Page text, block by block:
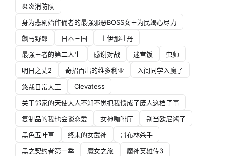
炎炎消防队
身为悲剧始作俑者的最强邪恶BOSS女王为民竭心尽力
飙马野郎
日本三国
上伊那牡丹
最强王者的第二人生
感谢对战 迷宫饭
虫师
明日之丈2
奇招百出的维多利亚
入间同学入魔了
悠哉日常大王
Clevatess
关于邻家的天使大人不知不觉把我惯成了废人这档子事
复制品的我也会谈恋爱
女神咖啡厅
别当欧尼酱了
黑色五叶草
终末的女武神
哥布林杀手
黑之契约者第一季
魔女之旅
魔神英雄传3